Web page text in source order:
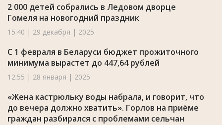
2 000 детей собрались в Ледовом дворце
Гомеля на новогодний праздник
15:40 | 29 декабря | 2025
С 1 февраля в Беларуси бюджет прожиточного
минимума вырастет до 447,64 рублей
12:55 | 28 января | 2025
«Жена кастрюльку воды набрала, и говорит, что
до вечера должно хватить». Горлов на приёме
граждан разбирался с проблемами сельчан